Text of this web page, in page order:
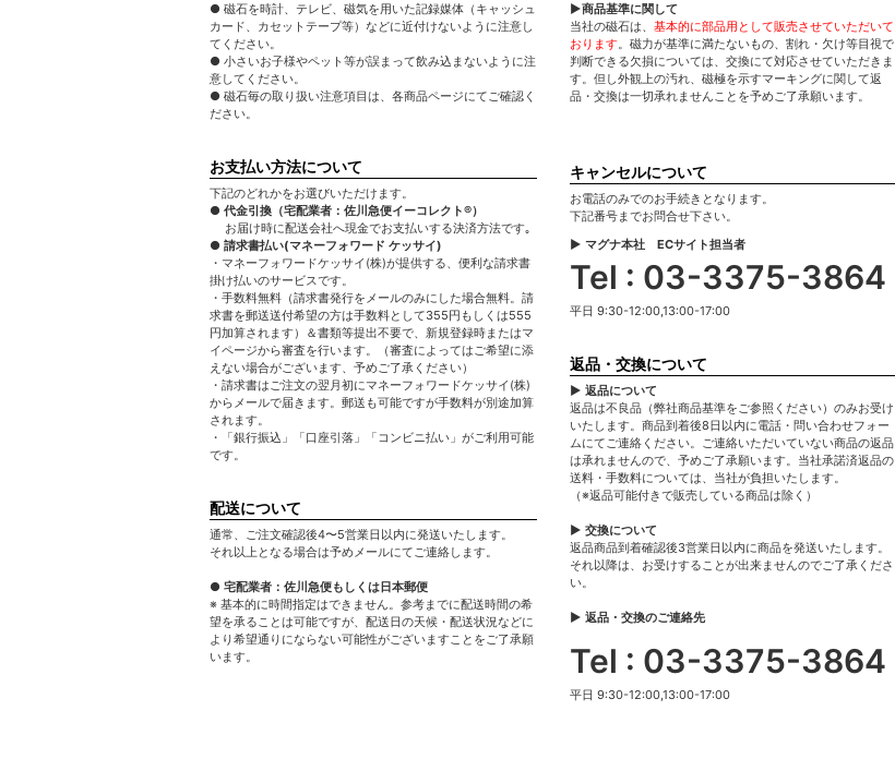
● 磁石を時計、テレビ、磁気を用いた記録媒体（キャッシュ
カード、カセットテープ等）などに近付けないように注意し
てください。
● 小さいお子様やペット等が誤まって飲み込まないように注
意してください。
● 磁石毎の取り扱い注意項目は、各商品ページにてご確認く
ださい。
お支払い方法について
下記のどれかをお選びいただけます。
● 代金引換（宅配業者：佐川急便イーコレクト®）
お届け時に配送会社へ現金でお支払いする決済方法です｡
● 請求書払い(マネーフォワード ケッサイ)
・マネーフォワードケッサイ(株)が提供する、便利な請求書
掛け払いのサービスです。
・手数料無料（請求書発行をメールのみにした場合無料。請
求書を郵送送付希望の方は手数料として355円もしくは555
円加算されます）＆書類等提出不要で、新規登録時またはマ
イページから審査を行います。（審査によってはご希望に添
えない場合がございます、予めご了承ください）
・請求書はご注文の翌月初にマネーフォワードケッサイ(株)
からメールで届きます。郵送も可能ですが手数料が別途加算
されます。
・「銀行振込」「口座引落」「コンビニ払い」がご利用可能
です。
配送について
通常、ご注文確認後4〜5営業日以内に発送いたします。
それ以上となる場合は予めメールにてご連絡します。
● 宅配業者：佐川急便もしくは日本郵便
※ 基本的に時間指定はできません。参考までに配送時間の希
望を承ることは可能ですが、配送日の天候・配送状況などに
より希望通りにならない可能性がございますことをご了承願
います。
▶商品基準に関して
当社の磁石は、 基本的に部品用として販売させていただいて
おります。磁力が基準に満たないもの、割れ・欠け等目視で
判断できる欠損については、交換にて対応させていただきま
す。但し外観上の汚れ、磁極を示すマーキングに関して返
品・交換は一切承れませんことを予めご了承願います。
キャンセルについて
お電話のみでのお手続きとなります。
下記番号までお問合せ下さい。
▶ マグナ本社 ECサイト担当者
Tel : 03-3375-3864
平日 9:30-12:00,13:00-17:00
返品・交換について
▶ 返品について
返品は不良品（弊社商品基準をご参照ください）のみお受け
いたします。商品到着後8日以内に電話・問い合わせフォー
ムにてご連絡ください。ご連絡いただいていない商品の返品
は承れませんので、予めご了承願います。当社承諾済返品の
送料・手数料については、当社が負担いたします。
（※返品可能付きで販売している商品は除く）
▶ 交換について
返品商品到着確認後3営業日以内に商品を発送いたします。
それ以降は、お受けすることが出来ませんのでご了承くださ
い。
▶ 返品・交換のご連絡先
Tel : 03-3375-3864
平日 9:30-12:00,13:00-17:00